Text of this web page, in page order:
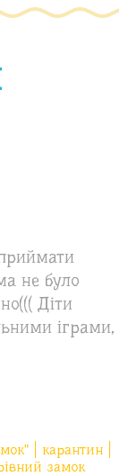
не було
Діти
іграми,
карантин
замок